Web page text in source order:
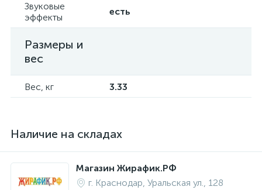
Звуковые
эффекты
есть
Размеры и
вес
Вес, кг 3.33
Наличие на складах
Магазин Жирафик.РФ
г. Краснодар, Уральская ул., 128